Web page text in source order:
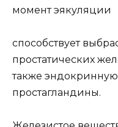
момент эякуляции
способствует
простатических
также
простагландины.